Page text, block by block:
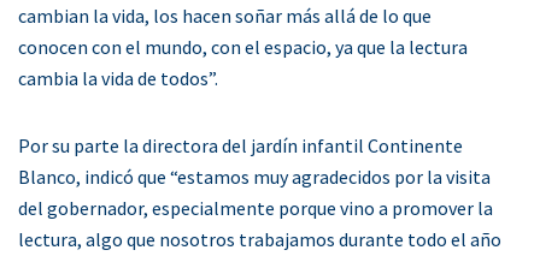
cambian la vida, los hacen soñar más allá de lo que
conocen con el mundo, con el espacio, ya que la lectura
cambia la vida de todos”.
Por su parte la directora del jardín infantil Continente
Blanco, indicó que “estamos muy agradecidos por la visita
del gobernador, especialmente porque vino a promover la
lectura, algo que nosotros trabajamos durante todo el año